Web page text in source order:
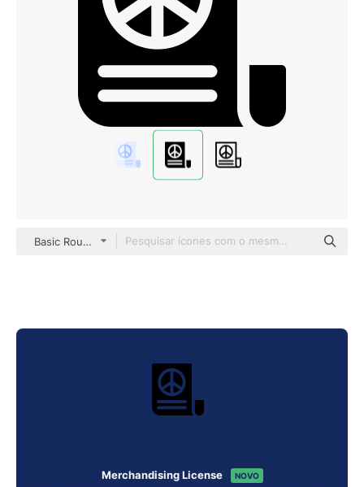
Basic Rounded Filled
Merchandising License NOVO